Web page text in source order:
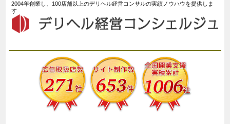
2004年創業し、100店舗以上のデリヘル経営コンサルの実績ノウハウを提供しま
す